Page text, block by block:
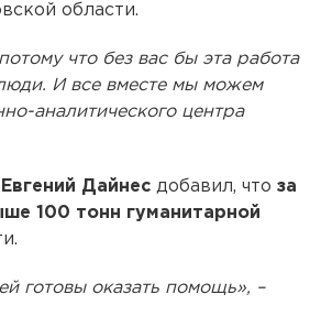
области.
что без вас бы эта работа
И все вместе мы можем
аналитического центра
Евгений Дайнес добавил, что за
100 тонн гуманитарной
готовы оказать помощь», –